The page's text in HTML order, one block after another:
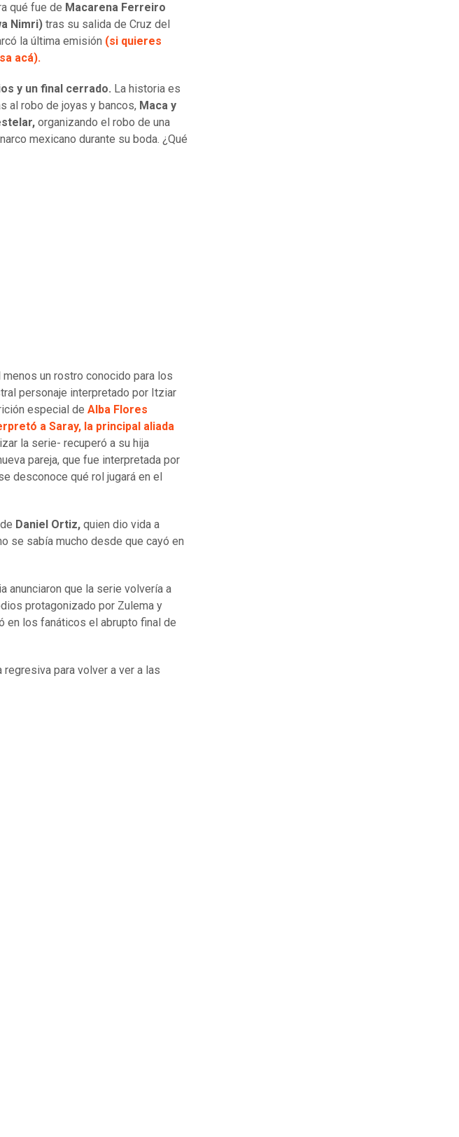
qué fue de Macarena Ferreiro
Nimri) tras su salida de Cruz del
la última emisión (si quieres
acá).
y un final cerrado. La historia es
al robo de joyas y bancos, Maca y
organizando el robo de una
mexicano durante su boda. ¿Qué
menos un rostro conocido para los
personaje interpretado por Itziar
especial de Alba Flores
a Saray, la principal aliada
la serie- recuperó a su hija
pareja, que fue interpretada por
desconoce qué rol jugará en el
Daniel Ortiz, quien dio vida a
se sabía mucho desde que cayó en
anunciaron que la serie volvería a
protagonizado por Zulema y
en los fanáticos el abrupto final de
para volver a ver a las